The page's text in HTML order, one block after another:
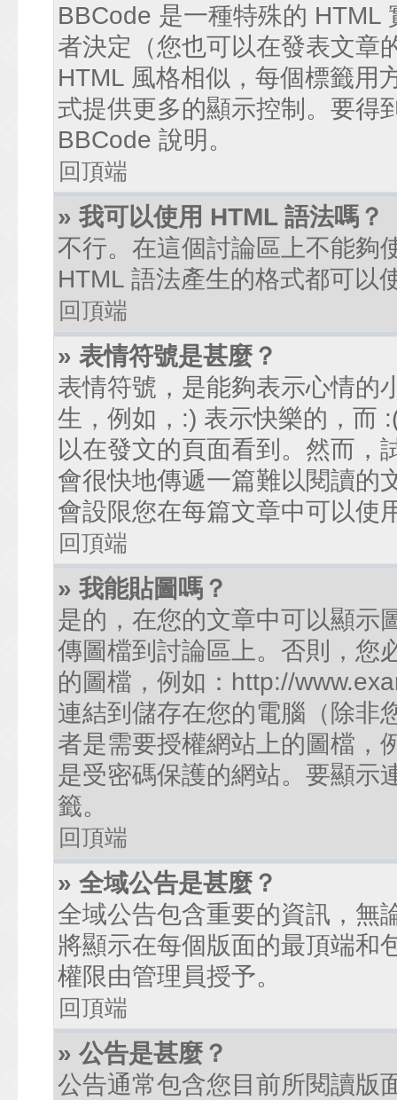
BBCode 是一種特殊的 HTML
者決定（您也可以在發表文章
HTML 風格相似，每個標籤用
式提供更多的顯示控制。要得
BBCode 說明。
回頂端
» 我可以使用 HTML 語法嗎？
不行。在這個討論區上不能夠
HTML 語法產生的格式都可以
回頂端
» 表情符號是甚麼？
表情符號，是能夠表示心情的
生，例如，:) 表示快樂的，而
以在發文的頁面看到。然而，
會很快地傳遞一篇難以閱讀的
會設限您在每篇文章中可以使
回頂端
» 我能貼圖嗎？
是的，在您的文章中可以顯示
傳圖檔到討論區上。否則，您
的圖檔，例如：http://
連結到儲存在您的電腦（除非
者是需要授權網站上的圖檔，
是受密碼保護的網站。要顯示
籤。
回頂端
» 全域公告是甚麼？
全域公告包含重要的資訊，無
將顯示在每個版面的最頂端和
權限由管理員授予。
回頂端
» 公告是甚麼？
公告通常包含您目前所閱讀版